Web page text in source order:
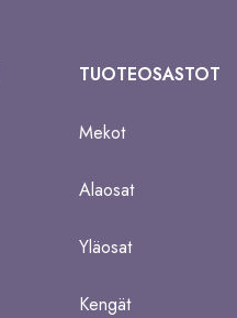
TUOTEOSASTOT
Mekot
Alaosat
Yläosat
Kengät